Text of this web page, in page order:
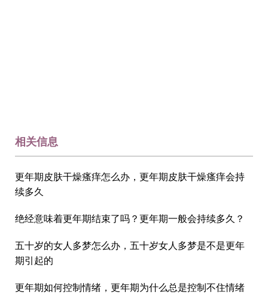
相关信息
更年期皮肤干燥瘙痒怎么办，更年期皮肤干燥瘙痒会持
续多久
绝经意味着更年期结束了吗？更年期一般会持续多久？
五十岁的女人多梦怎么办，五十岁女人多梦是不是更年
期引起的
更年期如何控制情绪，更年期为什么总是控制不住情绪